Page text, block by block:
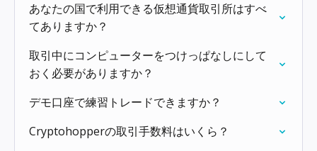
あなたの国で利用できる仮想通貨取引所はすべ
てありますか？
取引中にコンピューターをつけっぱなしにして
おく必要がありますか？
デモ口座で練習トレードできますか？
Cryptohopperの取引手数料はいくら？